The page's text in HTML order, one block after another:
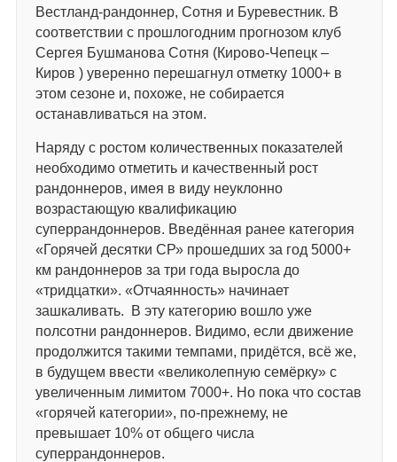
Вестланд-рандоннер, Сотня и Буревестник. В
соответствии с прошлогодним прогнозом клуб
Сергея Бушманова Сотня (Кирово-Чепецк –
Киров ) уверенно перешагнул отметку 1000+ в
этом сезоне и, похоже, не собирается
останавливаться на этом.
Наряду с ростом количественных показателей
необходимо отметить и качественный рост
рандоннеров, имея в виду неуклонно
возрастающую квалификацию
суперрандоннеров. Введённая ранее категория
«Горячей десятки СР» прошедших за год 5000+
км рандоннеров за три года выросла до
«тридцатки». «Отчаянность» начинает
зашкаливать. В эту категорию вошло уже
полсотни рандоннеров. Видимо, если движение
продолжится такими темпами, придётся, всё же,
в будущем ввести «великолепную семёрку» с
увеличенным лимитом 7000+. Но пока что состав
«горячей категории», по-прежнему, не
превышает 10% от общего числа
суперрандоннеров.